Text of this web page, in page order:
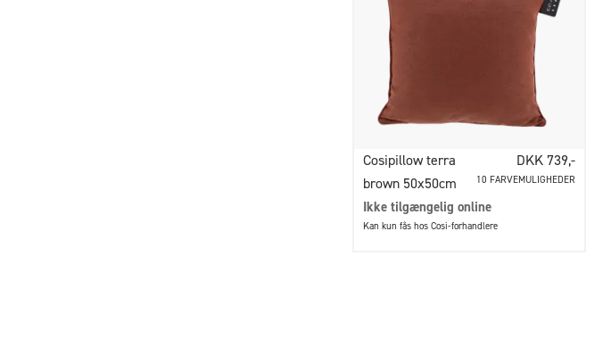
Cosipillow terra
brown 50x50cm
DKK 739,-
10 FARVEMULIGHEDER
Ikke tilgængelig online
Kan kun fås hos Cosi-forhandlere